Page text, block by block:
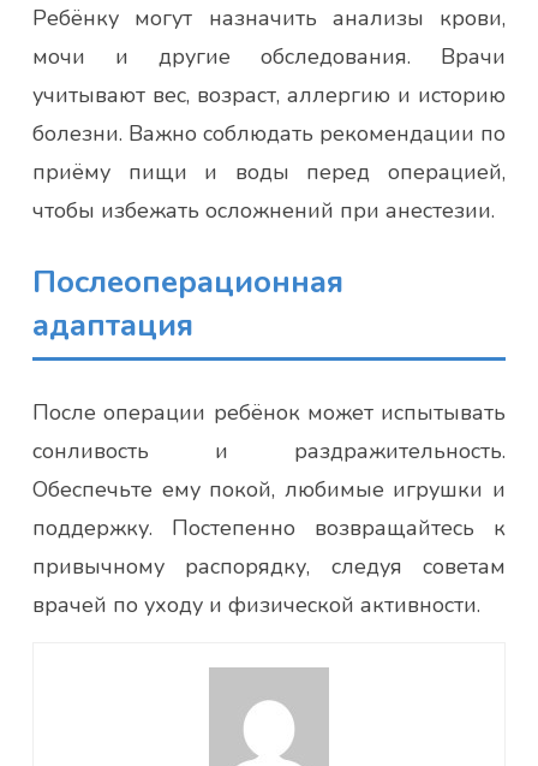
Ребёнку могут назначить анализы крови,
мочи и другие обследования. Врачи
учитывают вес, возраст, аллергию и историю
болезни. Важно соблюдать рекомендации по
приёму пищи и воды перед операцией,
чтобы избежать осложнений при анестезии.
Послеоперационная
адаптация
После операции ребёнок может испытывать
сонливость и раздражительность.
Обеспечьте ему покой, любимые игрушки и
поддержку. Постепенно возвращайтесь к
привычному распорядку, следуя советам
врачей по уходу и физической активности.